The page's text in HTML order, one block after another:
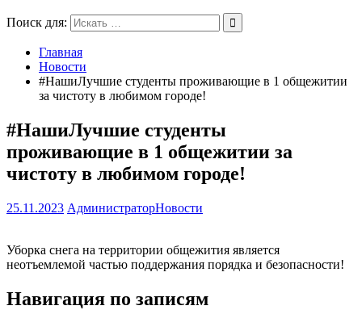
Поиск для:
Главная
Новости
#НашиЛучшие студенты проживающие в 1 общежитии
за чистоту в любимом городе!
#НашиЛучшие студенты
проживающие в 1 общежитии за
чистоту в любимом городе!
25.11.2023 АдминистраторНовости
Уборка снега на территории общежития является
неотъемлемой частью поддержания порядка и безопасности!
Навигация по записям